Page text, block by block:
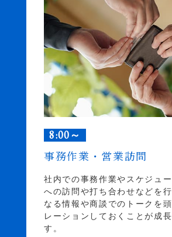
8:00～
事務作業・営業訪問
社内での事務作業やスケジュ
への訪問や打ち合わせなどを
なる情報や商談でのトークを
レーションしておくことが成
す。